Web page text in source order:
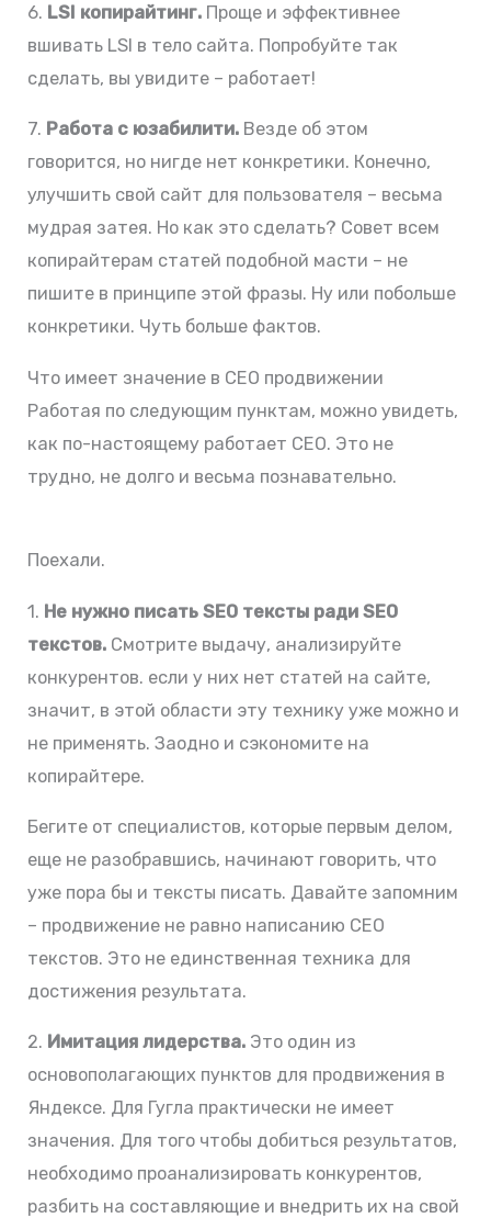
6. LSI копирайтинг. Проще и эффективнее
вшивать LSI в тело сайта. Попробуйте так
сделать, вы увидите – работает!
7. Работа с юзабилити. Везде об этом
говорится, но нигде нет конкретики. Конечно,
улучшить свой сайт для пользователя – весьма
мудрая затея. Но как это сделать? Совет всем
копирайтерам статей подобной масти – не
пишите в принципе этой фразы. Ну или побольше
конкретики. Чуть больше фактов.
Что имеет значение в СЕО продвижении
Работая по следующим пунктам, можно увидеть,
как по-настоящему работает СЕО. Это не
трудно, не долго и весьма познавательно.
Поехали.
1. Не нужно писать SEO тексты ради SEO
текстов. Смотрите выдачу, анализируйте
конкурентов. если у них нет статей на сайте,
значит, в этой области эту технику уже можно и
не применять. Заодно и сэкономите на
копирайтере.
Бегите от специалистов, которые первым делом,
еще не разобравшись, начинают говорить, что
уже пора бы и тексты писать. Давайте запомним
– продвижение не равно написанию СЕО
текстов. Это не единственная техника для
достижения результата.
2. Имитация лидерства. Это один из
основополагающих пунктов для продвижения в
Яндексе. Для Гугла практически не имеет
значения. Для того чтобы добиться результатов,
необходимо проанализировать конкурентов,
разбить на составляющие и внедрить их на свой